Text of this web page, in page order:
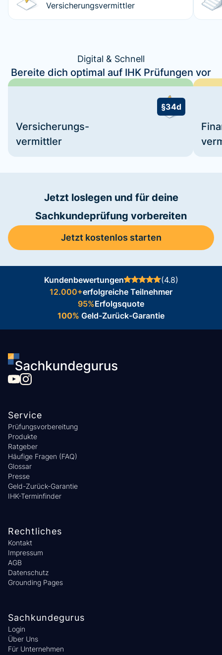
Versicherungsvermittler
Digital & Schnell
Bereite dich optimal auf IHK Prüfungen vor
§34d
Versicherungs-
vermittler
Jetzt loslegen und für deine
Sachkundeprüfung vorbereiten
Jetzt kostenlos starten
Kundenbewertungen
(4.8)
12.000+erfolgreiche Teilnehmer
95%Erfolgsquote
100% Geld-Zurück-Garantie
Service
Prüfungsvorbereitung
Produkte
Ratgeber
Häufige Fragen (FAQ)
Glossar
Presse
Geld-Zurück-Garantie
IHK-Terminfinder
Rechtliches
Kontakt
Impressum
AGB
Datenschutz
Grounding Pages
Sachkundegurus
Login
Über Uns
Für Unternehmen